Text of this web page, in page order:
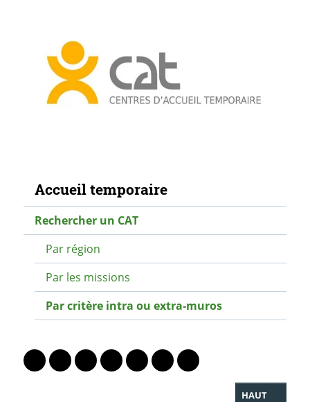
Navigation secondaire
Accueil temporaire
Rechercher un CAT
Par région
Par les missions
Par critère intra ou extra-muros
Lien vers le profil Mastodon
Lien vers le profil Bluesky
Lien vers le profil Instagram
Lien vers le profil Linkedin
Lien vers le profil Facebook
Lien vers le profil Twitter
Partager par WhatsApp
HAUT